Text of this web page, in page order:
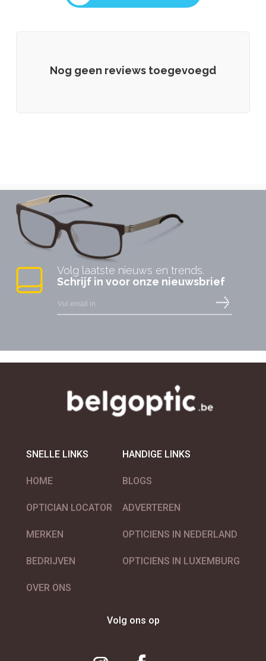
Nog geen reviews toegevoegd
Volg laatste nieuws en trends.
Schrijf in voor onze nieuwsbrief
SNELLE LINKS
HOME
OPTICIAN LOCATOR
MERKEN
BEDRIJVEN
OVER ONS
HANDIGE LINKS
BLOGS
ADVERTEREN
OPTICIENS IN NEDERLAND
OPTICIENS IN LUXEMBURG
Volg ons op